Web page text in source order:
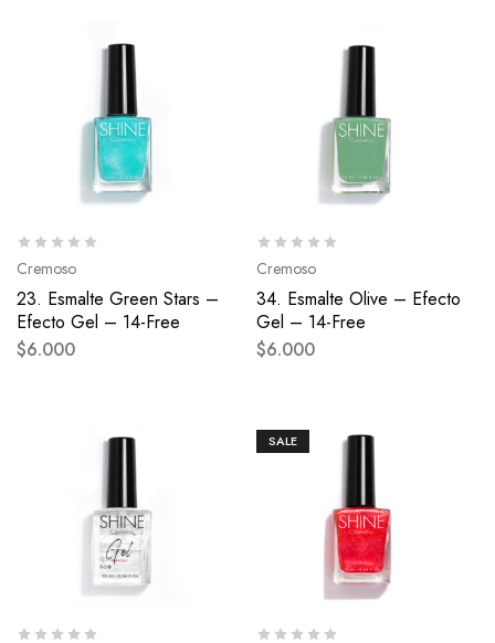
Cremoso
23. Esmalte Green Stars –
Efecto Gel – 14-Free
$6.000
Cremoso
34. Esmalte Olive – Efecto
Gel – 14-Free
$6.000
SALE